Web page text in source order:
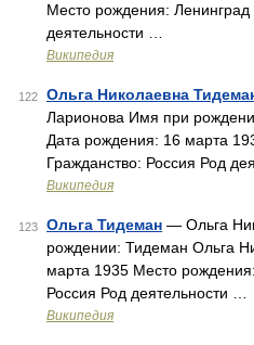
Место рождения: Ленинград
деятельности …
Википедия
122 Ольга Николаевна
Ларионова Имя при
Дата рождения: 16 марта
Гражданство: Россия Род
Википедия
123 Ольга Тидеман — Ольга
рождении: Тидеман Ольга
марта 1935 Место
Россия Род деятельности …
Википедия